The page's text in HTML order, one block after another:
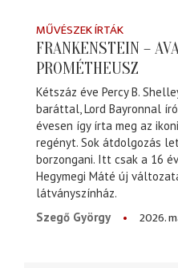
MŰVÉSZEK ÍRTÁK
FRANKENSTEIN –
PROMÉTHEUSZ
Kétszáz éve Percy B.
baráttal, Lord Bayronnal
évesen így írta meg az
regényt. Sok átdolgozás
borzongani. Itt csak a 16
Hegymegi Máté új
látványszínház.
Szegő György
2026.